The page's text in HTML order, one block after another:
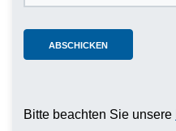
Bitte beachten Sie unsere